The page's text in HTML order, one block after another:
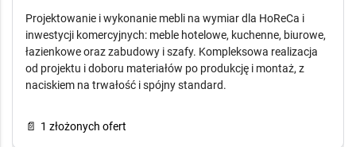
Consulta
Meble na wymiar dla hoteli i obiektów – projekt, produkcja,
montaż
łazienkowe oraz zabudowy i szafy. Kompleksowa realizacja